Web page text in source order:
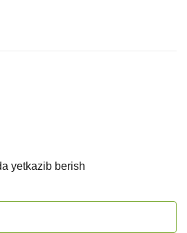
yetkazib berish